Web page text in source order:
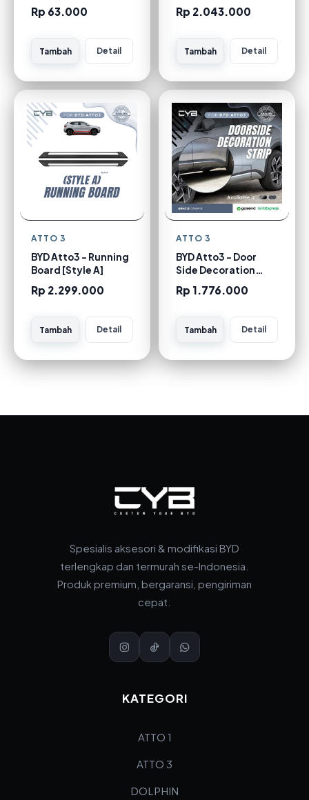
Rp 63.000
Tambah Detail
Rp 2.043.000
Tambah Detail
ATTO 3
BYD Atto3 - Running
Board [Style A]
Rp 2.299.000
Tambah Detail
ATTO 3
BYD Atto3 - Door
Side Decoration
Rp 1.776.000
Tambah Detail
Spesialis aksesori & modifikasi BYD
terlengkap dan termurah se-Indonesia.
Produk premium, bergaransi, pengiriman
cepat.
KATEGORI
ATTO 1
ATTO 3
DOLPHIN